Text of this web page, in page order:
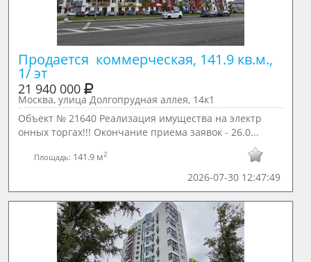
Продается  коммерческая, 141.9 кв.м.,
1/ эт
21 940 000
Москва, улица Долгопрудная аллея, 14к1
Объект № 21640 Реализация имущества на электр
онных торгах!!! Окончание приема заявок - 26.0...
Площадь: 141.9 м2
2026-07-30 12:47:49